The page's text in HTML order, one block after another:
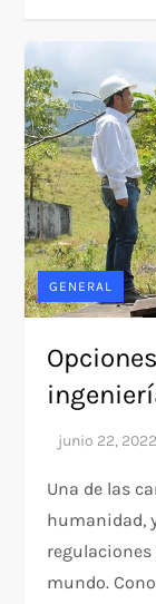
GENERAL
Una de las
humanidad,
regulaciones
mundo.